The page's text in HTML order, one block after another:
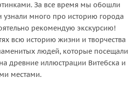
За все время мы обошли
узнали много про историю города
рекомендую экскурсию!
всю историю жизни и творчества
людей, которые посещали
древние иллюстрации Витебска и
местами.